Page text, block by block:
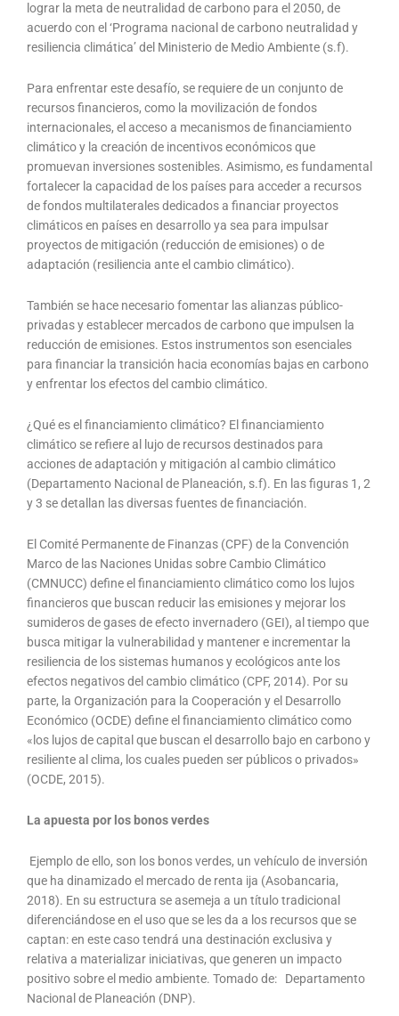
lograr la meta de neutralidad de carbono para el 2050, de
acuerdo con el ‘Programa nacional de carbono neutralidad y
resiliencia climática’ del Ministerio de Medio Ambiente (s.f).
Para enfrentar este desafío, se requiere de un conjunto de
recursos financieros, como la movilización de fondos
internacionales, el acceso a mecanismos de financiamiento
climático y la creación de incentivos económicos que
promuevan inversiones sostenibles. Asimismo, es fundamental
fortalecer la capacidad de los países para acceder a recursos
de fondos multilaterales dedicados a financiar proyectos
climáticos en países en desarrollo ya sea para impulsar
proyectos de mitigación (reducción de emisiones) o de
adaptación (resiliencia ante el cambio climático).
También se hace necesario fomentar las alianzas público-
privadas y establecer mercados de carbono que impulsen la
reducción de emisiones. Estos instrumentos son esenciales
para financiar la transición hacia economías bajas en carbono
y enfrentar los efectos del cambio climático.
¿Qué es el financiamiento climático? El financiamiento
climático se refiere al lujo de recursos destinados para
acciones de adaptación y mitigación al cambio climático
(Departamento Nacional de Planeación, s.f). En las figuras 1, 2
y 3 se detallan las diversas fuentes de financiación.
El Comité Permanente de Finanzas (CPF) de la Convención
Marco de las Naciones Unidas sobre Cambio Climático
(CMNUCC) define el financiamiento climático como los lujos
financieros que buscan reducir las emisiones y mejorar los
sumideros de gases de efecto invernadero (GEI), al tiempo que
busca mitigar la vulnerabilidad y mantener e incrementar la
resiliencia de los sistemas humanos y ecológicos ante los
efectos negativos del cambio climático (CPF, 2014). Por su
parte, la Organización para la Cooperación y el Desarrollo
Económico (OCDE) define el financiamiento climático como
«los lujos de capital que buscan el desarrollo bajo en carbono y
resiliente al clima, los cuales pueden ser públicos o privados»
(OCDE, 2015).
La apuesta por los bonos verdes
Ejemplo de ello, son los bonos verdes, un vehículo de inversión
que ha dinamizado el mercado de renta ija (Asobancaria,
2018). En su estructura se asemeja a un título tradicional
diferenciándose en el uso que se les da a los recursos que se
captan: en este caso tendrá una destinación exclusiva y
relativa a materializar iniciativas, que generen un impacto
positivo sobre el medio ambiente. Tomado de: Departamento
Nacional de Planeación (DNP).